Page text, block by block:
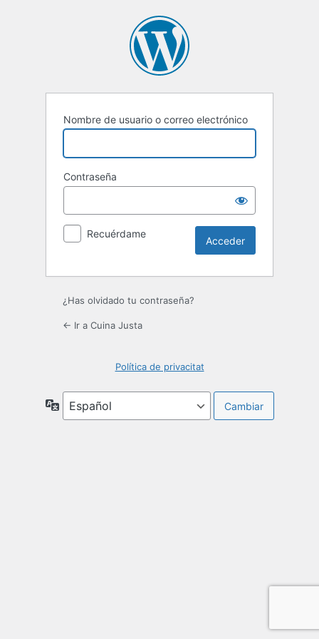
Nombre de usuario o correo electrónico
Contraseña
Recuérdame
¿Has olvidado tu contraseña?
← Ir a Cuina Justa
Política de privacitat
Idioma